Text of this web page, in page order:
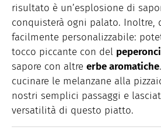
risultato è un’esplosione di
conquisterà ogni palato. Inoltre,
facilmente personalizzabile:
tocco piccante con del
sapore con altre erbe aromatiche
cucinare le melanzane alla
nostri semplici passaggi e
versatilità di questo piatto.